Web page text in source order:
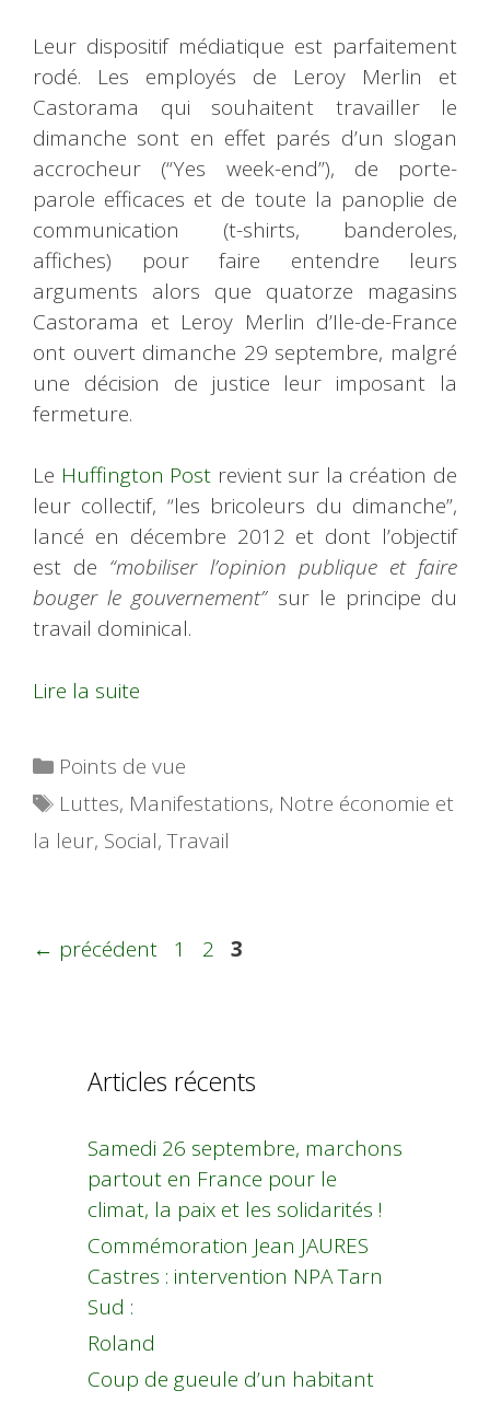
Leur dispositif médiatique est parfaitement
rodé. Les employés de Leroy Merlin et
Castorama qui souhaitent travailler le
dimanche sont en effet parés d’un slogan
accrocheur (“Yes week-end”), de porte-
parole efficaces et de toute la panoplie de
communication (t-shirts, banderoles,
affiches) pour faire entendre leurs
arguments alors que quatorze magasins
Castorama et Leroy Merlin d’Ile-de-France
ont ouvert dimanche 29 septembre, malgré
une décision de justice leur imposant la
fermeture.
Le Huffington Post revient sur la création de
leur collectif, “les bricoleurs du dimanche”,
lancé en décembre 2012 et dont l’objectif
est de “mobiliser l’opinion publique et faire
bouger le gouvernement”sur le principe du
travail dominical.
Lire la suite
Catégories
Points de vue
Étiquettes
Luttes, Manifestations, Notre économie et
la leur, Social,Travail
← précédent Page
1 Page
2 Page
3
Articles récents
Samedi 26 septembre, marchons
partout en France pour le
climat, la paix et les solidarités !
Commémoration Jean JAURES
Castres : intervention NPA Tarn
Sud :
Roland
Coup de gueule d’un habitant